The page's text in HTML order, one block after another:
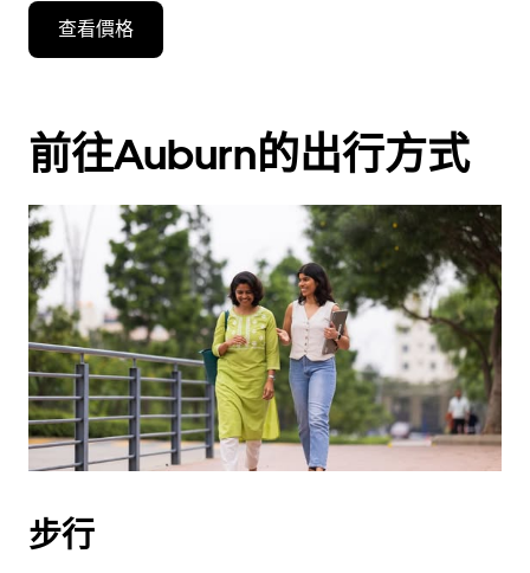
下
箭
咀
即
可
使
用
日
曆
和
選
擇
日
按
查看價格
前往Auburn的出行方式
步行